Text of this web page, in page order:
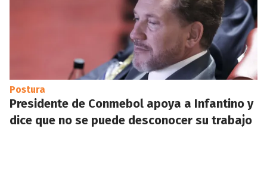
Postura
Presidente de Conmebol apoya a Infantino y
dice que no se puede desconocer su trabajo